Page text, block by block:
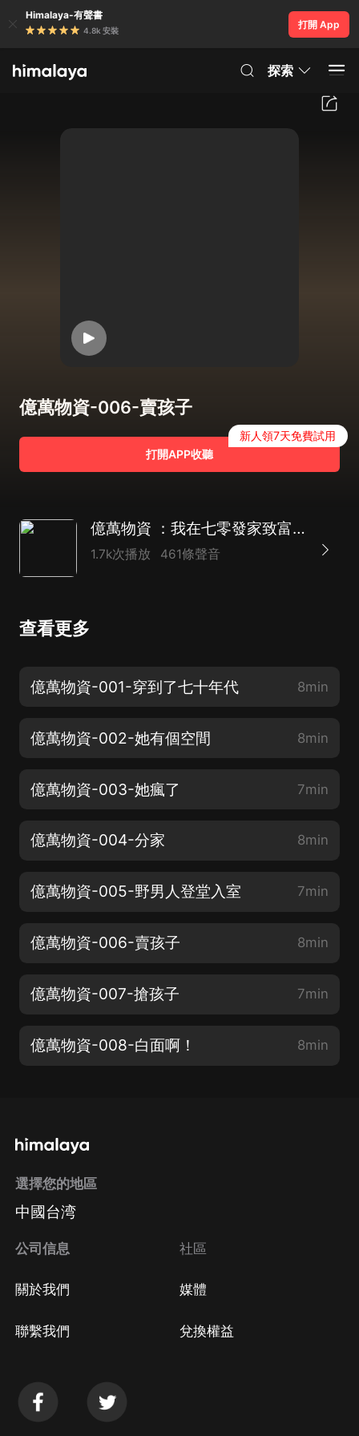
Himalaya-有聲書
4.8k 安裝
打開 App
探索
億萬物資-006-賣孩子
打開APP收聽
新人領7天免費試用
億萬物資 ：我在七零發家致富｜重生女強｜年代空間｜多人有聲劇｜
1.7k次播放 461條聲音
查看更多
億萬物資-001-穿到了七十年代 8min
億萬物資-002-她有個空間 8min
億萬物資-003-她瘋了 7min
億萬物資-004-分家 8min
億萬物資-005-野男人登堂入室 7min
億萬物資-006-賣孩子 8min
億萬物資-007-搶孩子 7min
億萬物資-008-白面啊！ 8min
選擇您的地區
中國台湾
公司信息
關於我們
聯繫我們
社區
媒體
兌換權益